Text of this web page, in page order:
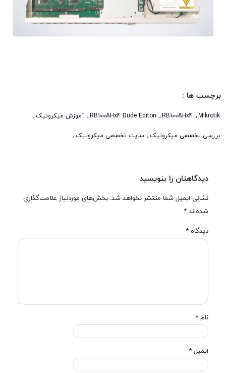
برچسب ها :
Mikrotik
,
RB100AHx4
,
RB100AHx4 Dude Editon
, آموزش میکروتیک ,
بررسی تخصصی میکروتیک , سایت تخصصی میکروتیک ,
دیدگاهتان را بنویسید
نشانی ایمیل شما منتشر نخواهد شد. بخش‌های موردنیاز علامت‌گذاری
شده‌اند *
دیدگاه *
نام *
ایمیل *